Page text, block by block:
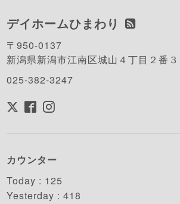
デイホームひまわり
〒950-0137
新潟県新潟市江南区城山４丁目２番
025-382-3247
カウンター
Today : 125
Yesterday :418